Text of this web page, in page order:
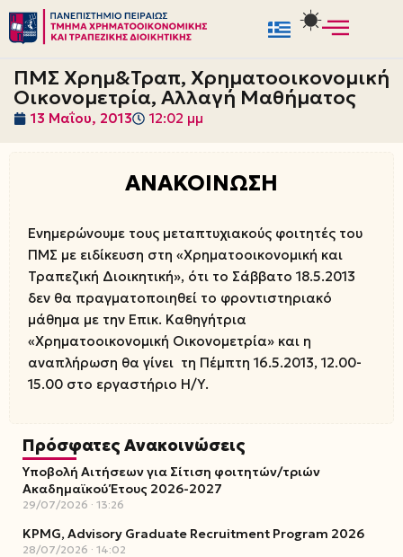
Μεταπηδήστε
στο
περιεχόμενο
ΠΜΣ Χρημ&Τραπ, Χρηματοοικονομική
Οικονομετρία, Αλλαγή Μαθήματος
13 Μαΐου, 2013 12:02 μμ
ΑΝΑΚΟΙΝΩΣΗ
Ενημερώνουμε τους μεταπτυχιακούς φοιτητές του
ΠΜΣ με ειδίκευση στη «Χρηματοοικονομική και
Τραπεζική Διοικητική», ότι το Σάββατο 18.5.2013
δεν θα πραγματοποιηθεί το φροντιστηριακό
μάθημα με την Επικ. Καθηγήτρια
«Χρηματοοικονομική Οικονομετρία» και η
αναπλήρωση θα γίνει τη Πέμπτη 16.5.2013, 12.00-
15.00 στο εργαστήριο Η/Υ.
Πρόσφατες Ανακοινώσεις
Υποβολή Αιτήσεων για Σίτιση φοιτητών/τριών
Ακαδημαϊκού Έτους 2026-2027
29/07/2026 13:26
KPMG, Advisory Graduate Recruitment Program 2026
28/07/2026 14:02